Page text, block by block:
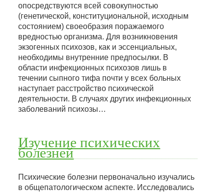
опосредствуются всей совокупностью
(генетической, конституциональной, исходным
состоянием) своеобразия поражаемого
вредностью организма. Для возникновения
экзогенных психозов, как и эссенциальных,
необходимы внутренние предпосылки. В
области инфекционных психозов лишь в
течении сыпного тифа почти у всех больных
наступает расстройство психической
деятельности. В случаях других инфекционных
заболеваний психозы…
Изучение психических
болезней
Психические болезни первоначально изучались
в общепатологическом аспекте. Исследовались